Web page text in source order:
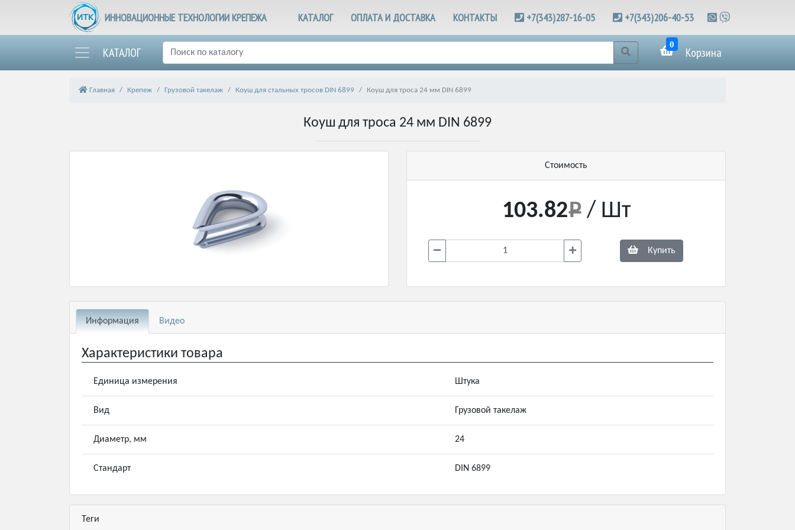
ИННОВАЦИОННЫЕ ТЕХНОЛОГИИ КРЕПЕЖА КАТАЛОГ ОПЛАТА И ДОСТАВКА КОНТАКТЫ +7(343)287-16-05 +7(343)206-40-53
КАТАЛОГ
0
Корзина
Главная Крепеж Грузовой такелаж Коуш для стальных тросов DIN 6899 Коуш для троса 24 мм DIN 6899
Коуш для троса 24 мм DIN 6899
Стоимость
103.82 / Шт
Купить
Информация Видео
Характеристики товара
Единица измерения Штука
Вид Грузовой такелаж
Диаметр, мм 24
Стандарт DIN 6899
Теги